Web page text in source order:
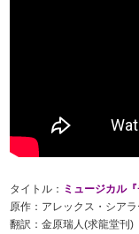
タイトル： ミュージカル
原作：アレックス・シアラ
翻訳：金原瑞人(求龍堂刊)